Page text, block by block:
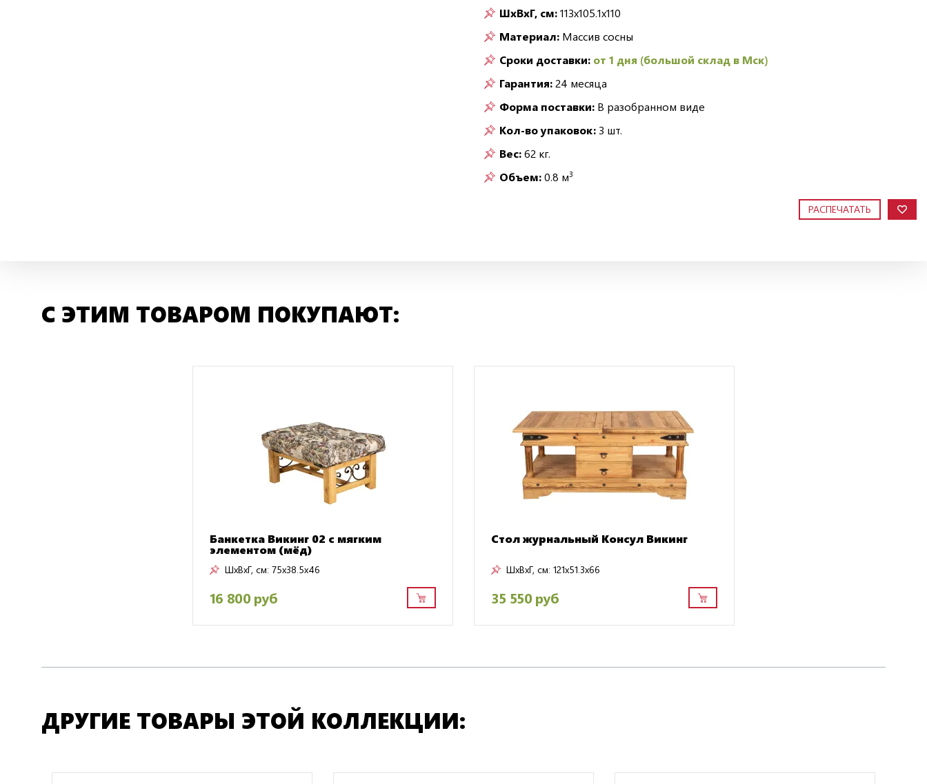
ШxВxГ, см:113x105.1x110
Материал: Массив сосны
Сроки доставки: от 1 дня (большой склад в Мск)
Гарантия:24 месяца
Форма поставки: В разобранном виде
Кол-во упаковок:3 шт.
Вес:62 кг.
Объем:0.8 м3
РАСПЕЧАТАТЬ
С ЭТИМ ТОВАРОМ ПОКУПАЮТ:
Банкетка Викинг 02 с мягким
элементом (мёд)
ШxВxГ, см: 75x38.5x46
16 800 руб
Стол журнальный Консул Викинг
ШxВxГ, см: 121x51.3x66
35 550 руб
ДРУГИЕ ТОВАРЫ ЭТОЙ КОЛЛЕКЦИИ: